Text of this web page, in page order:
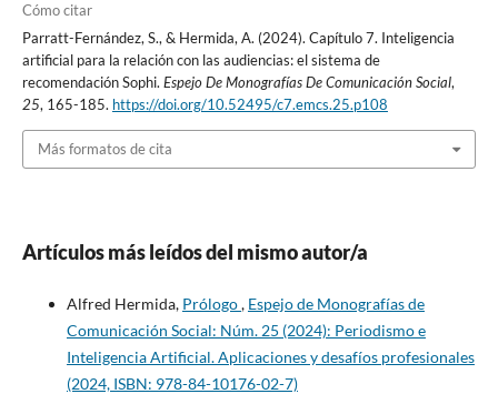
Cómo citar
Parratt-Fernández, S., & Hermida, A. (2024). Capítulo 7. Inteligencia
artificial para la relación con las audiencias: el sistema de
recomendación Sophi. Espejo De Monografías De Comunicación Social,
25, 165-185. https://doi.org/10.52495/c7.emcs.25.p108
Más formatos de cita
Artículos más leídos del mismo autor/a
Alfred Hermida, Prólogo, Espejo de Monografías de
Comunicación Social: Núm. 25 (2024): Periodismo e
Inteligencia Artificial. Aplicaciones y desafíos profesionales
(2024, ISBN: 978-84-10176-02-7)